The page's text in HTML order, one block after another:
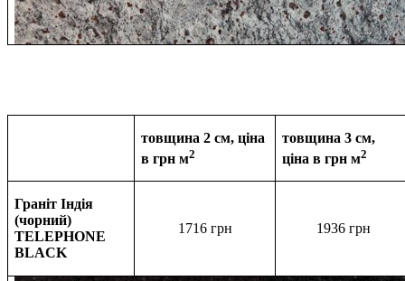
товщина 2 см, ціна
в грн м2
товщина 3 см,
ціна в грн м2
Граніт Індія
(чорний)
TELEPHONE
BLACK
1716 грн 1936 грн